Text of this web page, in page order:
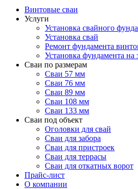
Винтовые сваи
Услуги
Установка свайного
Установка свай
Ремонт фундамента
Установка фундамента на
Сваи по размерам
Сваи 57 мм
Сваи 76 мм
Сваи 89 мм
Сваи 108 мм
Сваи 133 мм
Сваи под объект
Оголовки для свай
Сваи для забора
Сваи для пристроек
Сваи для террасы
Сваи для откатных ворот
Прайс-лист
О компании